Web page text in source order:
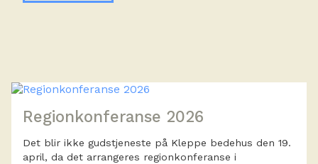
Regionkonferanse 2026
Det blir ikke gudstjeneste på Kleppe bedehus den 19.
april, da det arrangeres regionkonferanse i